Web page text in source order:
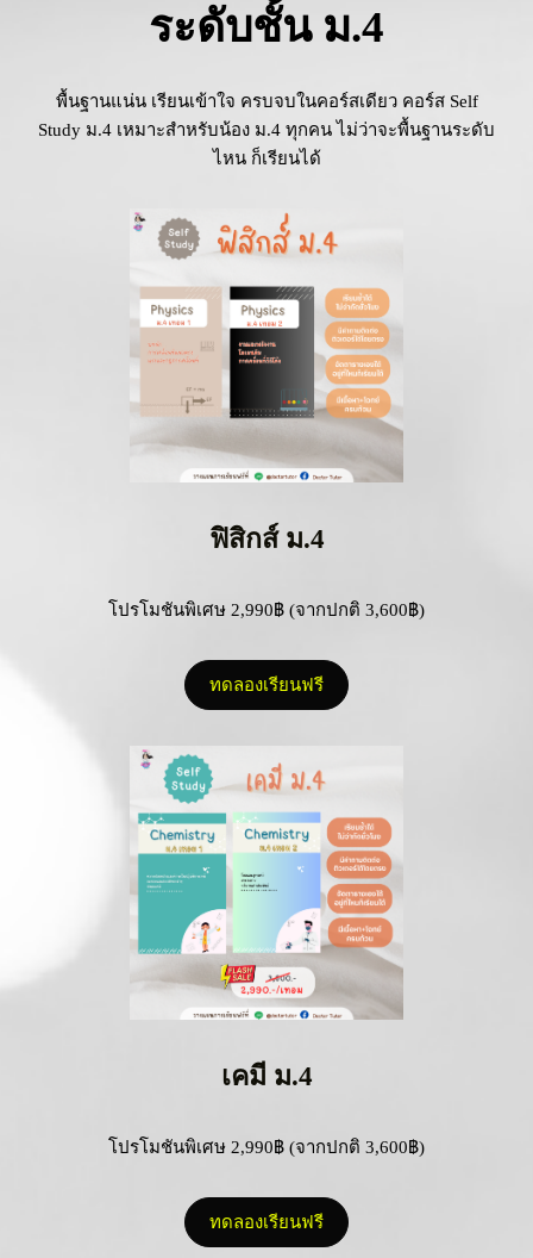
ระดับชั้น ม.4
พื้นฐานแน่น เรียนเข้าใจ ครบจบในคอร์สเดียว คอร์ส Self
Study ม.4 เหมาะสำหรับน้อง ม.4 ทุกคน ไม่ว่าจะพื้นฐานระดับ
ไหน ก็เรียนได้
ฟิสิกส์ ม.4
โปรโมชันพิเศษ 2,990฿ (จากปกติ 3,600฿)
ทดลองเรียนฟรี
เคมี ม.4
โปรโมชันพิเศษ 2,990฿ (จากปกติ 3,600฿)
ทดลองเรียนฟรี